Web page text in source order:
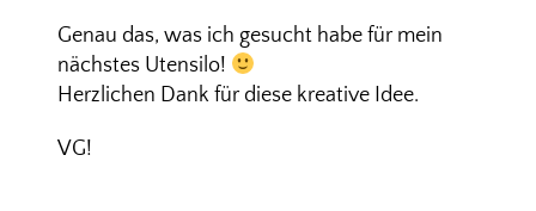
Genau das, was ich gesucht habe für mein
nächstes Utensilo!
Herzlichen Dank für diese kreative Idee.
VG!